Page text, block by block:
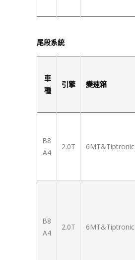
尾段系統
車
種
引擎 變速箱
B8
A4
2.0T 6MT&Tiptronic
B8
A4
2.0T 6MT&Tiptronic